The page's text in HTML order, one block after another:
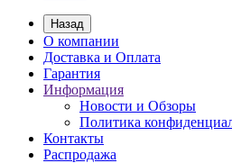
Назад
О компании
Доставка и Оплата
Гарантия
Информация
Новости и Обзоры
Политика
Контакты
Распродажа